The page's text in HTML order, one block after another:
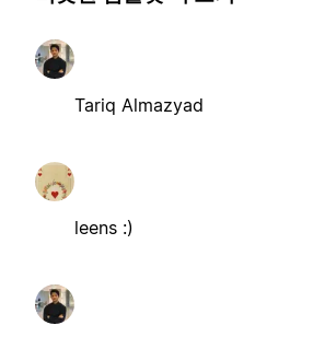
Tariq Almazyad
leens :)